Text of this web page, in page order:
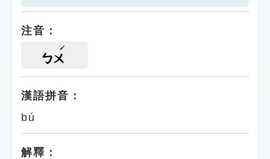
注音：
ㄅㄨ
漢語拼音：
bú
解釋：